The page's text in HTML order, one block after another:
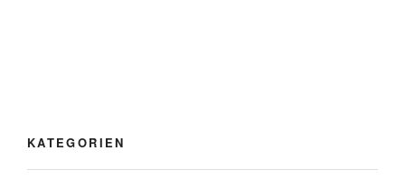
KATEGORIEN